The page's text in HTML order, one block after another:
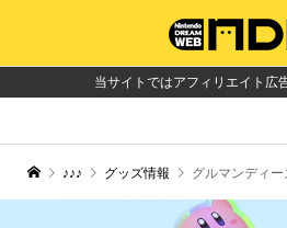
当サイトではアフィリエイト広
♪♪♪ グッズ情報 グルマンディーズより、「カービ